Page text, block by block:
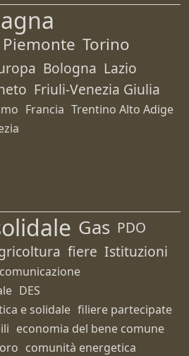
Piemonte Torino
Bologna Lazio
Friuli-Venezia Giulia
Francia Trentino Alto Adige
Gas PDO
fiere Istituzioni
comunicazione
DES
e solidale filiere partecipate
economia del bene comune
comunità energetica